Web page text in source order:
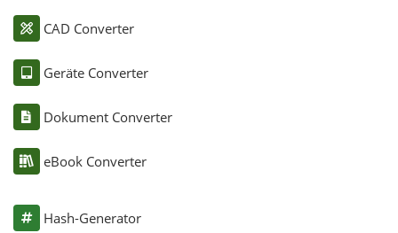
CAD Converter
Geräte Converter
Dokument Converter
eBook Converter
Hash-Generator